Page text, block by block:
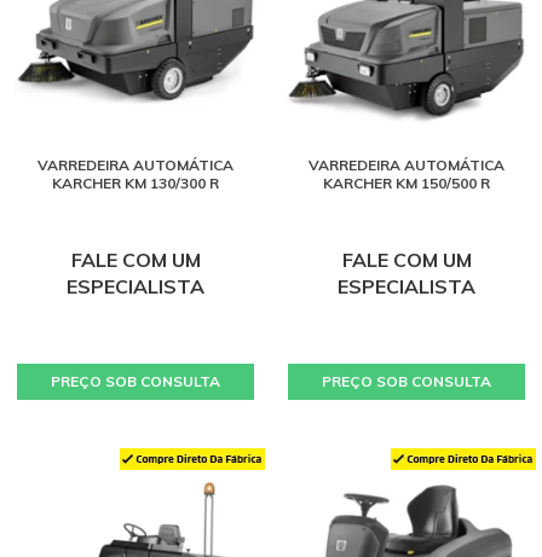
VARREDEIRA AUTOMÁTICA
KARCHER KM 130/300 R
FALE COM UM
ESPECIALISTA
PREÇO SOB CONSULTA
VARREDEIRA AUTOMÁTICA
KARCHER KM 150/500 R
FALE COM UM
ESPECIALISTA
PREÇO SOB CONSULTA